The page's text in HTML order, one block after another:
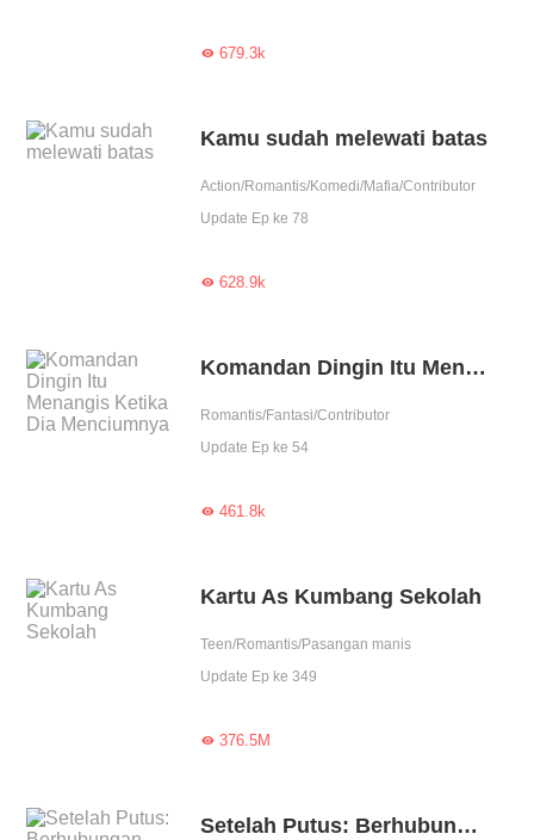
679.3k
Kamu sudah melewati batas
Action/Romantis/Komedi/Mafia/Contributor
Update Ep ke 78
628.9k
Komandan Dingin Itu Menangis Ketika Dia Menciumnya
Romantis/Fantasi/Contributor
Update Ep ke 54
461.8k
Kartu As Kumbang Sekolah
Teen/Romantis/Pasangan manis
Update Ep ke 349
376.5M
Setelah Putus: Berhubungan dengan Kakak Ipar Mantan Saya